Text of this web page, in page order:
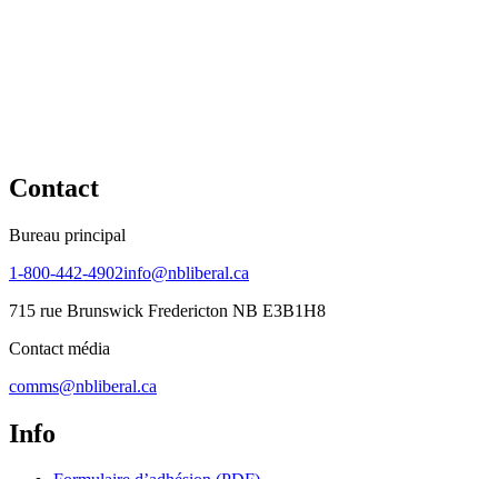
Contact
Bureau principal
1-800-442-4902info@nbliberal.ca
715 rue Brunswick Fredericton NB E3B1H8
Contact média
comms@nbliberal.ca
Info